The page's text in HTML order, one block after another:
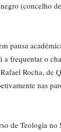
(concelho
pausa
frequentar o
Rocha, de
nas
de Teologia no